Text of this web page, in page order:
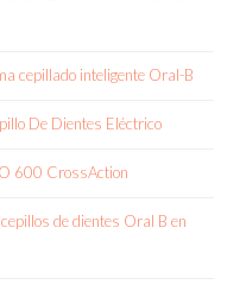
cepillado inteligente Oral-B
De Dientes Eléctrico
600 CrossAction
de dientes Oral B en